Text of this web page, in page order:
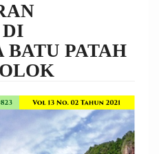
BATU PATAH